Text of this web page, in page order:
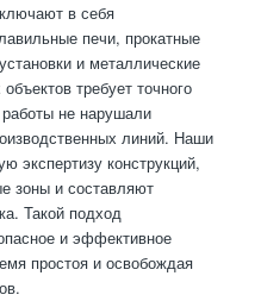
в себя
печи, прокатные
и металлические
требует точного
не нарушали
линий. Наши
экспертизу конструкций,
зоны и составляют
Такой подход
и эффективное
простоя и освобождая